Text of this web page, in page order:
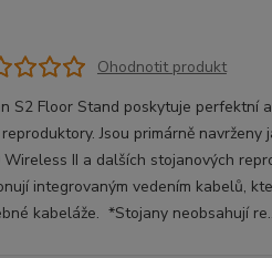
Ohodnotit produkt
S2 Floor Stand poskytuje perfektní
Jsou primárně navrženy
Wireless II a dalších stojanových
integrovaným vedením kabelů,
kabeláže. *Stojany neobsahují